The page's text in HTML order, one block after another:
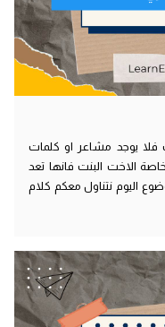
فلا يوجد مشاعر او كلمات
الاخت البنت فانها تعد
اليوم نتناول معكم كلام